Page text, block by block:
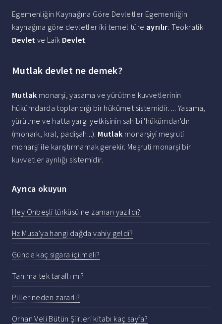
Egemenliğin Kaynağına Göre Devletler Egemenliğin
kaynağına göre devletler iki temel türe ayrılır: Teokratik
Devlet ve Laik Devlet.
Mutlak devlet ne demek?
Mutlak monarşi, yasama ve yürütme kuvvetlerinin
hükümdarda toplandığı bir hükûmet sistemidir. ... Yasama,
yürütme ve hatta yargı yetkisinin sahibi 'hükümdar'dır
(monark, kral, padişah...). Mutlak monarşiyi meşruti
monarşi ile karıştırmamak gerekir. Meşruti monarşi bir
kuvvetler ayrılığı sistemidir.
Ayrıca okuyun
Hey Onbeşli türküsü ne zaman yazıldı?
Hz Musa'ya hangi dağda vahiy geldi?
Günde kaç sigara içilmeli?
Tanıma tek taraflı mı?
Piller neden zararlı?
Orhan Veli Bütün Şiirleri kitabı kaç sayfa?